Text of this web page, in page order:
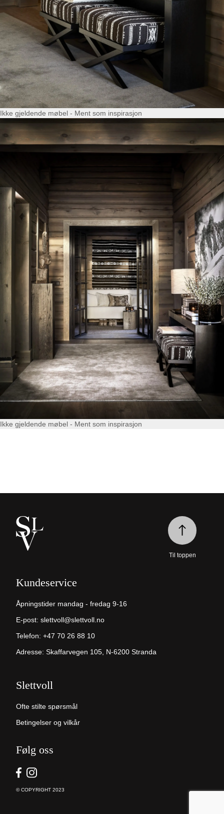
Ikke gjeldende møbel - Ment som inspirasjon
Ikke gjeldende møbel - Ment som inspirasjon
Kundeservice
Åpningstider mandag - fredag 9-16
E-post: slettvoll@slettvoll.no
Telefon: +47 70 26 88 10
Adresse: Skaffarvegen 105, N-6200 Stranda
Slettvoll
Ofte stilte spørsmål
Betingelser og vilkår
Følg oss
© COPYRIGHT 2023
Til toppen